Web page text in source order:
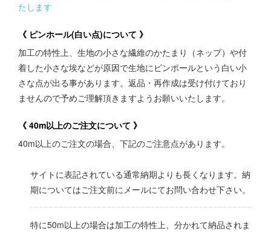
たします
《 ピンホール(白い点)について 》
加工の特性上、生地の小さな繊維のかたまり（ネップ）や付
着した小さな埃などが原因で生地にピンポールという白い小
さな点が出る事があります。返品・再作成は受け付けており
ませんので予めご理解頂きますようお願いいたします。
《 40m以上のご注文について 》
40m以上のご注文の場合、下記のご注意点があります。
サイトに表記されている通常納期よりも長くなります。納
期についてはご注文前にメールにてお問い合わせ下さい。
特に50m以上の場合は加工の特性上、分かれて納品されま